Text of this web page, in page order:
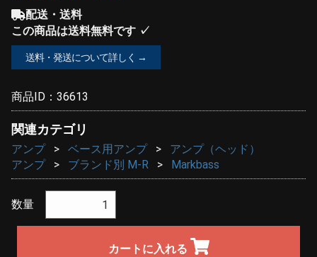
配送・送料
この商品は送料無料です ✓
送料・発送について詳しく →
商品ID： 36613
関連カテゴリ
アンプ ベース用アンプ
アンプ（ヘッド）
アンプ
ブランド別 M-R Markbass
数量
カートに入れる